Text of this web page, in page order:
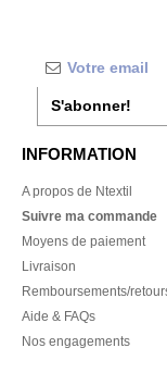
S'abonner!
INFORMATION
A propos de Ntextil
Suivre ma commande
Moyens de paiement
Livraison
Remboursements/
Aide & FAQs
Nos engagements